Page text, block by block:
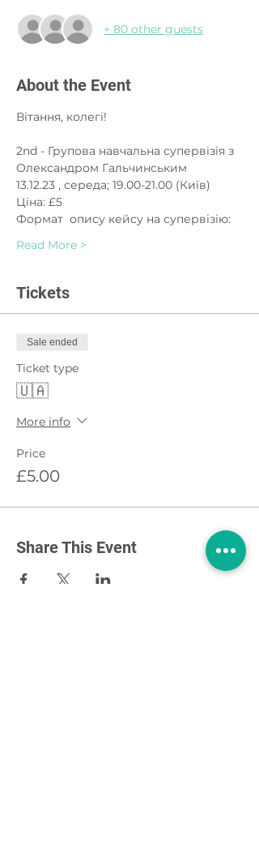
+ 80 other guests
About the Event
Вітання, колегі!
2nd - Групова навчальна супервізія з
Олександром Гальчинським
13.12.23 , середа; 19.00-21.00 (Київ)
Ціна: £5
Формат  опису кейсу на супервізію:
Read More >
Tickets
Sale ended
Ticket type
🇺🇦
More info
Price
£5.00
Share This Event